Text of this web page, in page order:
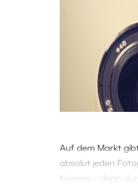
Auf dem Markt
absolut jeden
Kamera – denn